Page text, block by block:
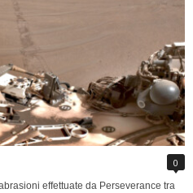
0
effettuate da Perseverance tra